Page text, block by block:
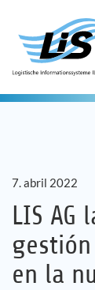
Software
7. abril 2022
LIS AG
en la